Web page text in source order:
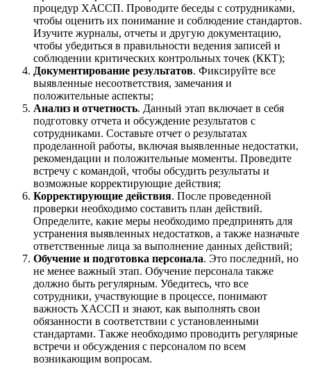
процедур ХАССП. Проводите беседы с сотрудниками,
чтобы оценить их понимание и соблюдение стандартов.
Изучите журналы, отчеты и другую документацию,
чтобы убедиться в правильности ведения записей и
соблюдении критических контрольных точек (ККТ);
Документирование результатов. Фиксируйте все
выявленные несоответствия, замечания и
положительные аспекты;
Анализ и отчетность. Данный этап включает в себя
подготовку отчета и обсуждение результатов с
сотрудниками. Составьте отчет о результатах
проделанной работы, включая выявленные недостатки,
рекомендации и положительные моменты. Проведите
встречу с командой, чтобы обсудить результаты и
возможные корректирующие действия;
Корректирующие действия. После проведенной
проверки необходимо составить план действий.
Определите, какие меры необходимо предпринять для
устранения выявленных недостатков, а также назначьте
ответственные лица за выполнение данных действий;
Обучение и подготовка персонала. Это последний, но
не менее важный этап. Обучение персонала также
должно быть регулярным. Убедитесь, что все
сотрудники, участвующие в процессе, понимают
важность ХАССП и знают, как выполнять свои
обязанности в соответствии с установленными
стандартами. Также необходимо проводить регулярные
встречи и обсуждения с персоналом по всем
возникающим вопросам.